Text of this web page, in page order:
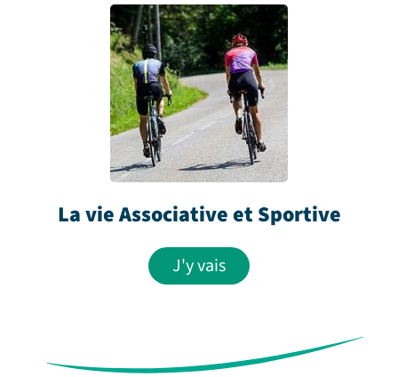
La vie Associative et Sportive
J'y vais